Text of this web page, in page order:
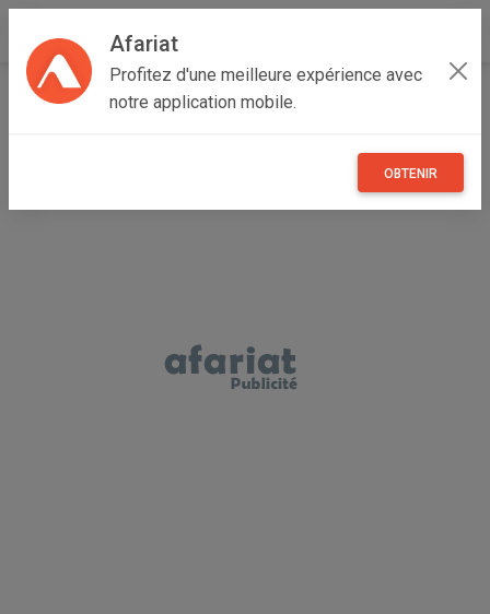
Afariat
Profitez d'une meilleure expérience avec
notre application mobile.
OBTENIR
Accueil Annonceur Mohamed